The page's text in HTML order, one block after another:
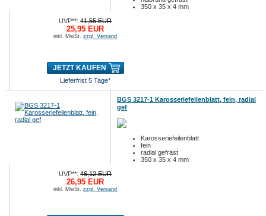
350 x 35 x 4 mm
UVP**:41,55 EUR
25,95 EUR
inkl. MwSt.zzgl. Versand
JETZT KAUFEN
Lieferfrist 5 Tage*
BGS 3217-1 Karosseriefeilenblatt, fein, radial
gef
Karosseriefeilenblatt
fein
radial gefräst
350 x 35 x 4 mm
UVP**:46,12 EUR
26,95 EUR
inkl. MwSt.zzgl. Versand